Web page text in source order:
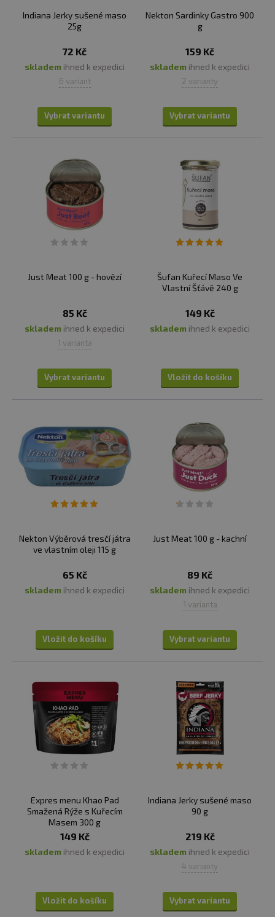
Indiana Jerky sušené maso
25g
72 Kč
skladem ihned k expedici
6 variant
Vybrat variantu
Nekton Sardinky Gastro 900
g
159 Kč
skladem ihned k expedici
2 varianty
Vybrat variantu
Just Meat 100 g - hovězí
85 Kč
skladem ihned k expedici
1 varianta
Vybrat variantu
Šufan Kuřecí Maso Ve
Vlastní Šťávě 240 g
149 Kč
skladem ihned k expedici
Vložit do košíku
Nekton Výběrová tresčí játra
ve vlastním oleji 115 g
65 Kč
skladem ihned k expedici
Vložit do košíku
Just Meat 100 g - kachní
89 Kč
skladem ihned k expedici
1 varianta
Vybrat variantu
Expres menu Khao Pad
Smažená Rýže s Kuřecím
Masem 300 g
149 Kč
skladem ihned k expedici
Vložit do košíku
Indiana Jerky sušené maso
90 g
219 Kč
skladem ihned k expedici
4 varianty
Vybrat variantu